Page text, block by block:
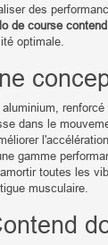
des
de course contend
optimale.
dans le
gamme
toutes les
musculaire.